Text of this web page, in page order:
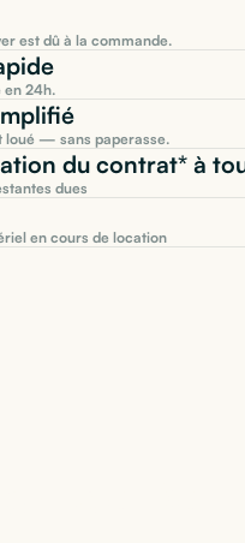
est dû à la commande.
en 24h.
loué — sans paperasse.
du contrat* à
dues
en cours de location